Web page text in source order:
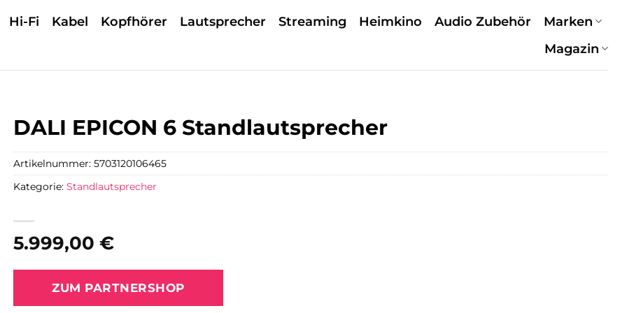
Hi-Fi Kabel Kopfhörer Lautsprecher Streaming Heimkino Audio Zubehör
Marken
Magazin
DALI EPICON 6 Standlautsprecher
5.999,00 €
ZUM PARTNERSHOP
Artikelnummer: 5703120106465
Kategorie: Standlautsprecher